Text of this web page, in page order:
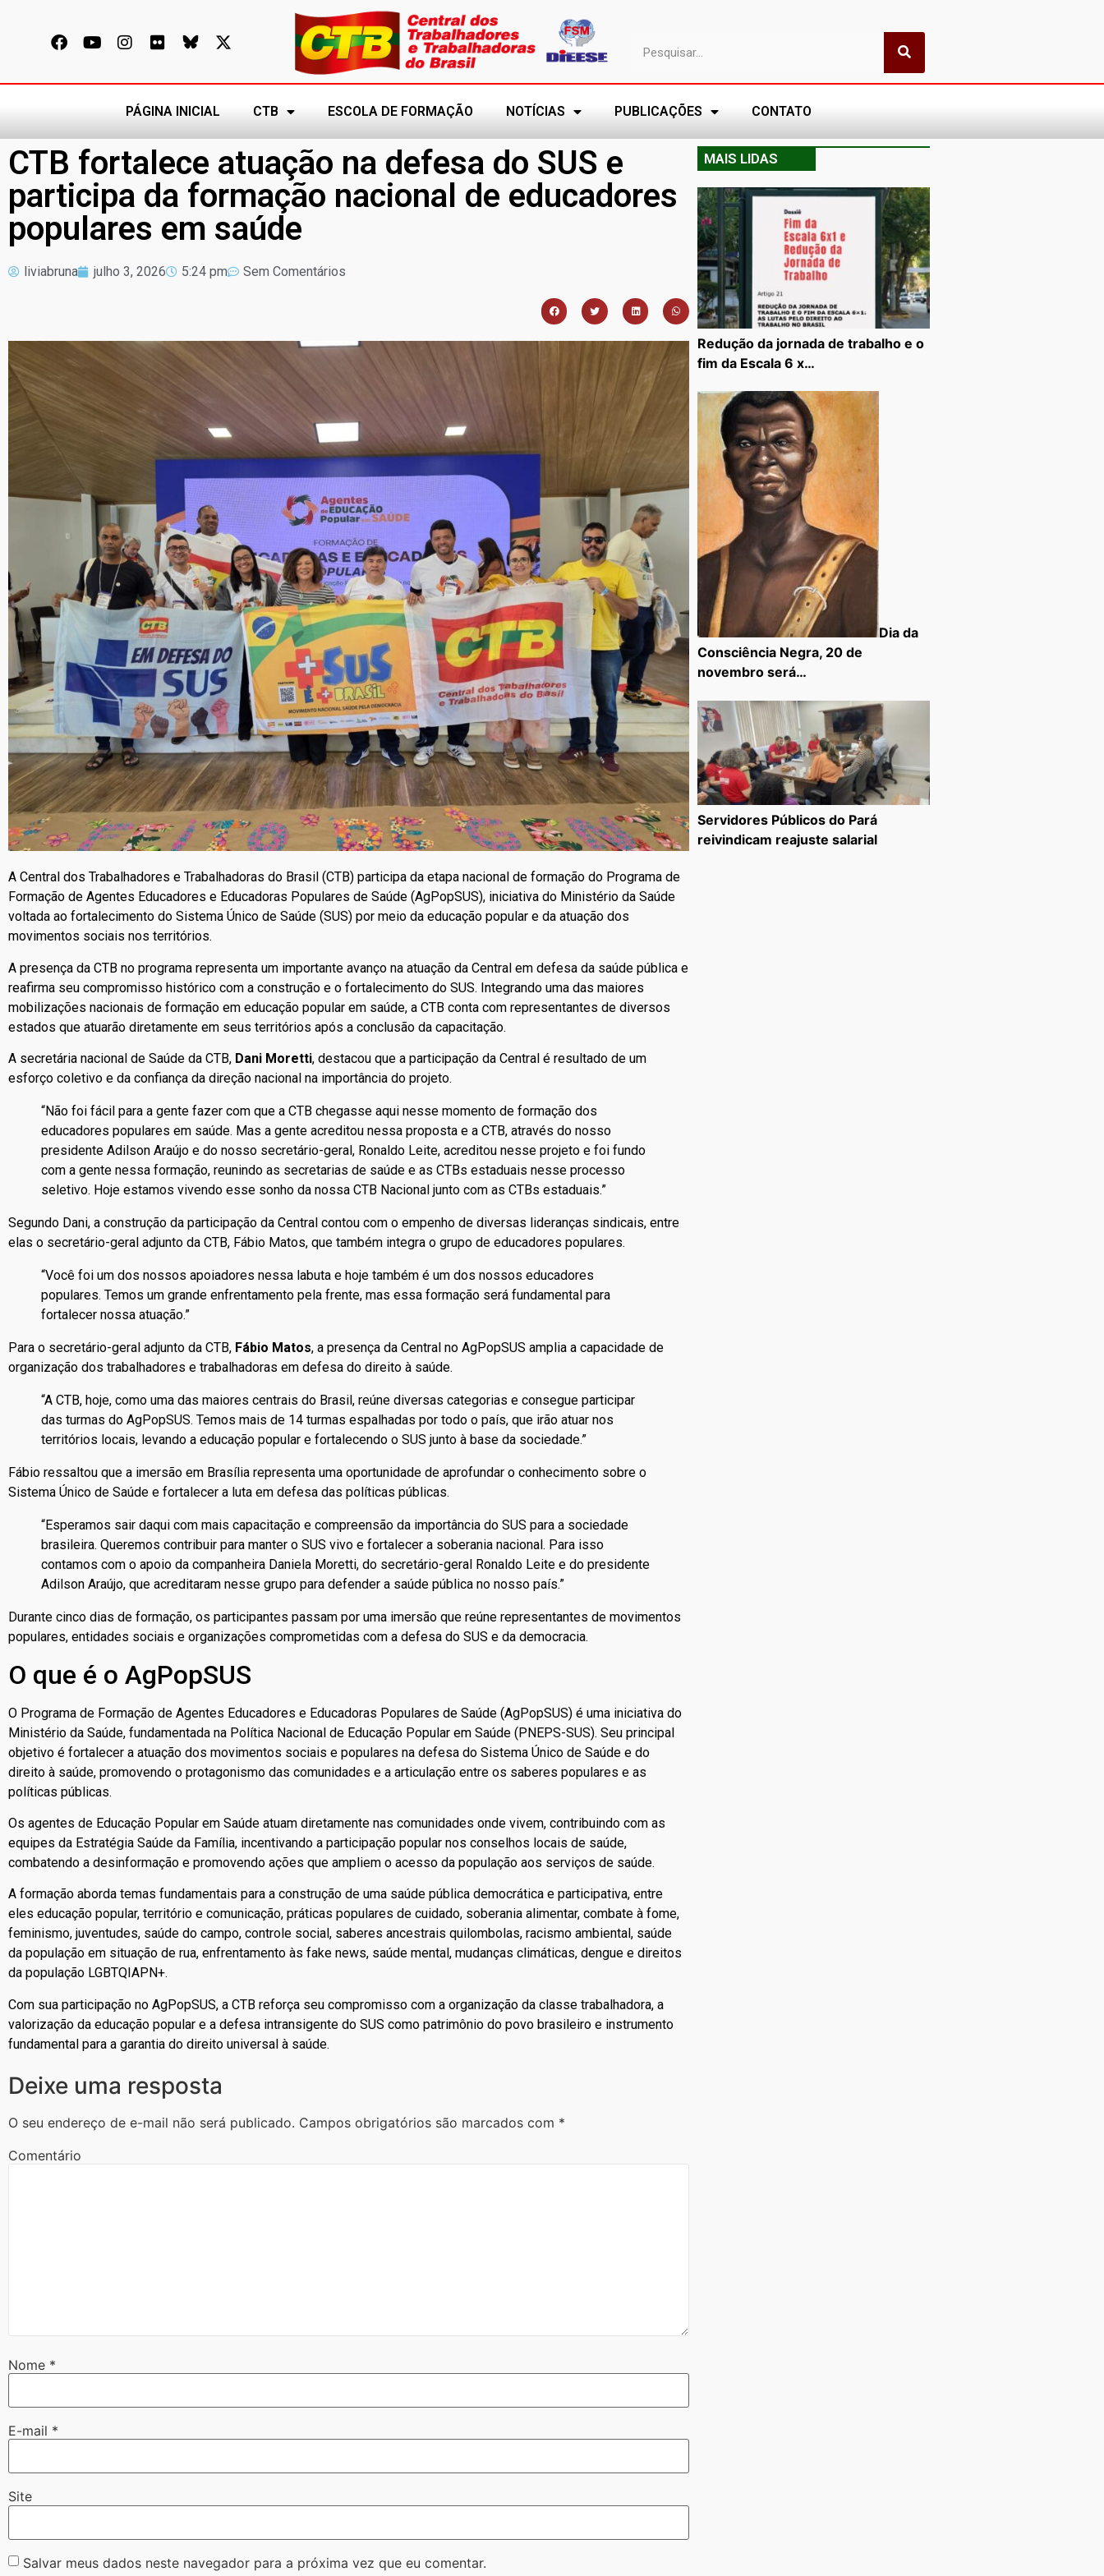
PÁGINA INICIAL CTB ESCOLA DE FORMAÇÃO NOTÍCIAS PUBLICAÇÕES CONTATO
CTB fortalece atuação na defesa do SUS e
participa da formação nacional de educadores
populares em saúde
liviabruna julho 3, 2026 5:24 pm Sem Comentários
A Central dos Trabalhadores e Trabalhadoras do Brasil (CTB) participa da etapa nacional de formação do Programa de
Formação de Agentes Educadores e Educadoras Populares de Saúde (AgPopSUS), iniciativa do Ministério da Saúde
voltada ao fortalecimento do Sistema Único de Saúde (SUS) por meio da educação popular e da atuação dos
movimentos sociais nos territórios.
A presença da CTB no programa representa um importante avanço na atuação da Central em defesa da saúde pública e
reafirma seu compromisso histórico com a construção e o fortalecimento do SUS. Integrando uma das maiores
mobilizações nacionais de formação em educação popular em saúde, a CTB conta com representantes de diversos
estados que atuarão diretamente em seus territórios após a conclusão da capacitação.
A secretária nacional de Saúde da CTB, Dani Moretti, destacou que a participação da Central é resultado de um
esforço coletivo e da confiança da direção nacional na importância do projeto.
“Não foi fácil para a gente fazer com que a CTB chegasse aqui nesse momento de formação dos
educadores populares em saúde. Mas a gente acreditou nessa proposta e a CTB, através do nosso
presidente Adilson Araújo e do nosso secretário-geral, Ronaldo Leite, acreditou nesse projeto e foi fundo
com a gente nessa formação, reunindo as secretarias de saúde e as CTBs estaduais nesse processo
seletivo. Hoje estamos vivendo esse sonho da nossa CTB Nacional junto com as CTBs estaduais.”
Segundo Dani, a construção da participação da Central contou com o empenho de diversas lideranças sindicais, entre
elas o secretário-geral adjunto da CTB, Fábio Matos, que também integra o grupo de educadores populares.
“Você foi um dos nossos apoiadores nessa labuta e hoje também é um dos nossos educadores
populares. Temos um grande enfrentamento pela frente, mas essa formação será fundamental para
fortalecer nossa atuação.”
Para o secretário-geral adjunto da CTB, Fábio Matos, a presença da Central no AgPopSUS amplia a capacidade de
organização dos trabalhadores e trabalhadoras em defesa do direito à saúde.
“A CTB, hoje, como uma das maiores centrais do Brasil, reúne diversas categorias e consegue participar
das turmas do AgPopSUS. Temos mais de 14 turmas espalhadas por todo o país, que irão atuar nos
territórios locais, levando a educação popular e fortalecendo o SUS junto à base da sociedade.”
Fábio ressaltou que a imersão em Brasília representa uma oportunidade de aprofundar o conhecimento sobre o
Sistema Único de Saúde e fortalecer a luta em defesa das políticas públicas.
“Esperamos sair daqui com mais capacitação e compreensão da importância do SUS para a sociedade
brasileira. Queremos contribuir para manter o SUS vivo e fortalecer a soberania nacional. Para isso
contamos com o apoio da companheira Daniela Moretti, do secretário-geral Ronaldo Leite e do presidente
Adilson Araújo, que acreditaram nesse grupo para defender a saúde pública no nosso país.”
Durante cinco dias de formação, os participantes passam por uma imersão que reúne representantes de movimentos
populares, entidades sociais e organizações comprometidas com a defesa do SUS e da democracia.
O que é o AgPopSUS
O Programa de Formação de Agentes Educadores e Educadoras Populares de Saúde (AgPopSUS) é uma iniciativa do
Ministério da Saúde, fundamentada na Política Nacional de Educação Popular em Saúde (PNEPS-SUS). Seu principal
objetivo é fortalecer a atuação dos movimentos sociais e populares na defesa do Sistema Único de Saúde e do
direito à saúde, promovendo o protagonismo das comunidades e a articulação entre os saberes populares e as
políticas públicas.
Os agentes de Educação Popular em Saúde atuam diretamente nas comunidades onde vivem, contribuindo com as
equipes da Estratégia Saúde da Família, incentivando a participação popular nos conselhos locais de saúde,
combatendo a desinformação e promovendo ações que ampliem o acesso da população aos serviços de saúde.
A formação aborda temas fundamentais para a construção de uma saúde pública democrática e participativa, entre
eles educação popular, território e comunicação, práticas populares de cuidado, soberania alimentar, combate à fome,
feminismo, juventudes, saúde do campo, controle social, saberes ancestrais quilombolas, racismo ambiental, saúde
da população em situação de rua, enfrentamento às fake news, saúde mental, mudanças climáticas, dengue e direitos
da população LGBTQIAPN+.
Com sua participação no AgPopSUS, a CTB reforça seu compromisso com a organização da classe trabalhadora, a
valorização da educação popular e a defesa intransigente do SUS como patrimônio do povo brasileiro e instrumento
fundamental para a garantia do direito universal à saúde.
Deixe uma resposta
O seu endereço de e-mail não será publicado. Campos obrigatórios são marcados com *
Comentário
Nome *
E-mail *
Site
Salvar meus dados neste navegador para a próxima vez que eu comentar.
MAIS LIDAS
Redução da jornada de trabalho e o
fim da Escala 6 x…
Dia da
Consciência Negra, 20 de
novembro será…
Servidores Públicos do Pará
reivindicam reajuste salarial